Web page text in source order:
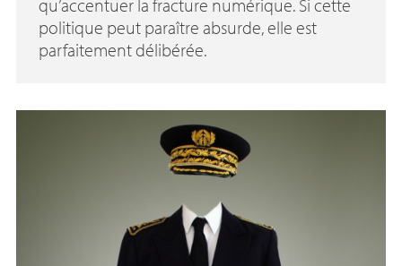
qu’accentuer la fracture numérique. Si cette
politique peut paraître absurde, elle est
parfaitement délibérée.